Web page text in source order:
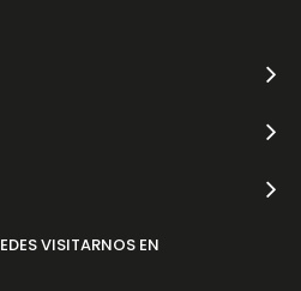
VISITARNOS EN